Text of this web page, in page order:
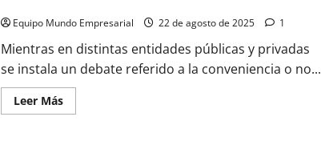
para
transporte
de
caudales
Equipo Mundo Empresarial 22 de agosto de 2025 1
Mientras en distintas entidades públicas y privadas
se instala un debate referido a la conveniencia o no...
Leer MásLeer
más